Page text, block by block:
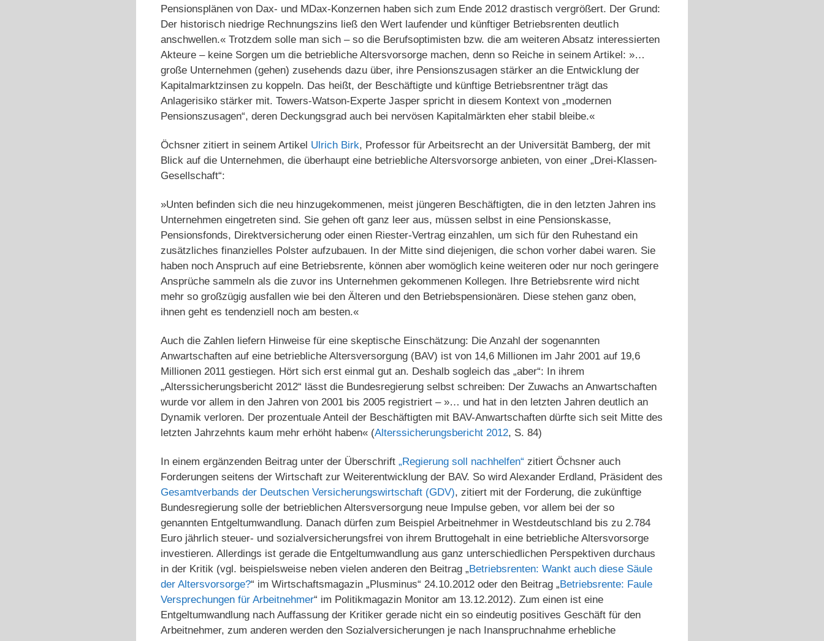
Pensionsplänen von Dax- und MDax-Konzernen haben sich zum Ende 2012 drastisch vergrößert. Der Grund:
Der historisch niedrige Rechnungszins ließ den Wert laufender und künftiger Betriebsrenten deutlich
anschwellen.« Trotzdem solle man sich – so die Berufsoptimisten bzw. die am weiteren Absatz interessierten
Akteure – keine Sorgen um die betriebliche Altersvorsorge machen, denn so Reiche in seinem Artikel: »…
große Unternehmen (gehen) zusehends dazu über, ihre Pensionszusagen stärker an die Entwicklung der
Kapitalmarktzinsen zu koppeln. Das heißt, der Beschäftigte und künftige Betriebsrentner trägt das
Anlagerisiko stärker mit. Towers-Watson-Experte Jasper spricht in diesem Kontext von „modernen
Pensionszusagen“, deren Deckungsgrad auch bei nervösen Kapitalmärkten eher stabil bleibe.«
Öchsner zitiert in seinem Artikel Ulrich Birk, Professor für Arbeitsrecht an der Universität Bamberg, der mit
Blick auf die Unternehmen, die überhaupt eine betriebliche Altersvorsorge anbieten, von einer „Drei-Klassen-
Gesellschaft“:
»Unten befinden sich die neu hinzugekommenen, meist jüngeren Beschäftigten, die in den letzten Jahren ins
Unternehmen eingetreten sind. Sie gehen oft ganz leer aus, müssen selbst in eine Pensionskasse,
Pensionsfonds, Direktversicherung oder einen Riester-Vertrag einzahlen, um sich für den Ruhestand ein
zusätzliches finanzielles Polster aufzubauen. In der Mitte sind diejenigen, die schon vorher dabei waren. Sie
haben noch Anspruch auf eine Betriebsrente, können aber womöglich keine weiteren oder nur noch geringere
Ansprüche sammeln als die zuvor ins Unternehmen gekommenen Kollegen. Ihre Betriebsrente wird nicht
mehr so großzügig ausfallen wie bei den Älteren und den Betriebspensionären. Diese stehen ganz oben,
ihnen geht es tendenziell noch am besten.«
Auch die Zahlen liefern Hinweise für eine skeptische Einschätzung: Die Anzahl der sogenannten
Anwartschaften auf eine betriebliche Altersversorgung (BAV) ist von 14,6 Millionen im Jahr 2001 auf 19,6
Millionen 2011 gestiegen. Hört sich erst einmal gut an. Deshalb sogleich das „aber“: In ihrem
„Alterssicherungsbericht 2012“ lässt die Bundesregierung selbst schreiben: Der Zuwachs an Anwartschaften
wurde vor allem in den Jahren von 2001 bis 2005 registriert – »… und hat in den letzten Jahren deutlich an
Dynamik verloren. Der prozentuale Anteil der Beschäftigten mit BAV-Anwartschaften dürfte sich seit Mitte des
letzten Jahrzehnts kaum mehr erhöht haben« (Alterssicherungsbericht 2012, S. 84)
In einem ergänzenden Beitrag unter der Überschrift „Regierung soll nachhelfen“ zitiert Öchsner auch
Forderungen seitens der Wirtschaft zur Weiterentwicklung der BAV. So wird Alexander Erdland, Präsident des
Gesamtverbands der Deutschen Versicherungswirtschaft (GDV), zitiert mit der Forderung, die zukünftige
Bundesregierung solle der betrieblichen Altersversorgung neue Impulse geben, vor allem bei der so
genannten Entgeltumwandlung. Danach dürfen zum Beispiel Arbeitnehmer in Westdeutschland bis zu 2.784
Euro jährlich steuer- und sozialversicherungsfrei von ihrem Bruttogehalt in eine betriebliche Altersvorsorge
investieren. Allerdings ist gerade die Entgeltumwandlung aus ganz unterschiedlichen Perspektiven durchaus
in der Kritik (vgl. beispielsweise neben vielen anderen den Beitrag „ Betriebsrenten: Wankt auch diese Säule
der Altersvorsorge?“ im Wirtschaftsmagazin „Plusminus“ 24.10.2012 oder den Beitrag „ Betriebsrente: Faule
Versprechungen für Arbeitnehmer“ im Politikmagazin Monitor am 13.12.2012). Zum einen ist eine
Entgeltumwandlung nach Auffassung der Kritiker gerade nicht ein so eindeutig positives Geschäft für den
Arbeitnehmer, zum anderen werden den Sozialversicherungen je nach Inanspruchnahme erhebliche